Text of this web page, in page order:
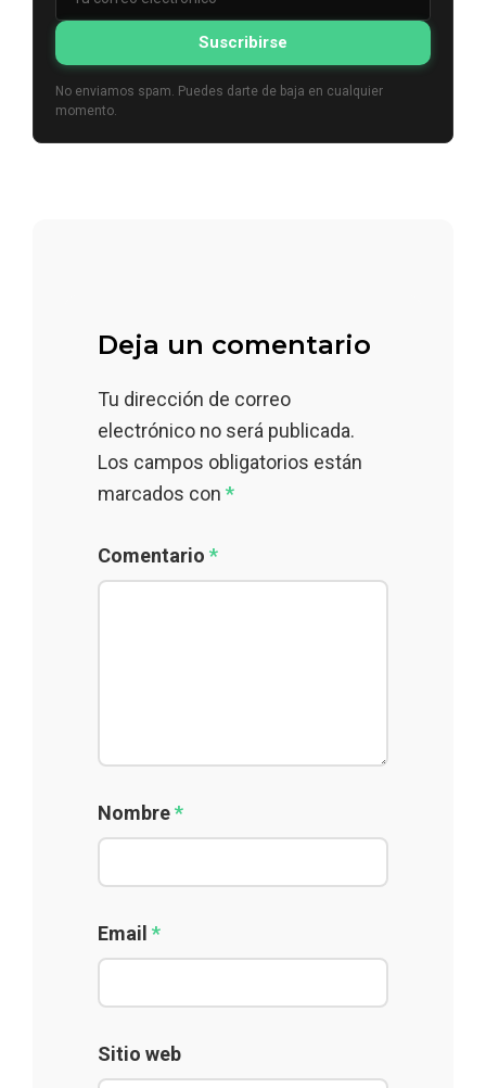
Suscribirse
No enviamos spam. Puedes darte de baja en cualquier
momento.
Deja un comentario
Tu dirección de correo
electrónico no será publicada.
Los campos obligatorios están
marcados con *
Comentario *
Nombre*
Email *
Sitio web